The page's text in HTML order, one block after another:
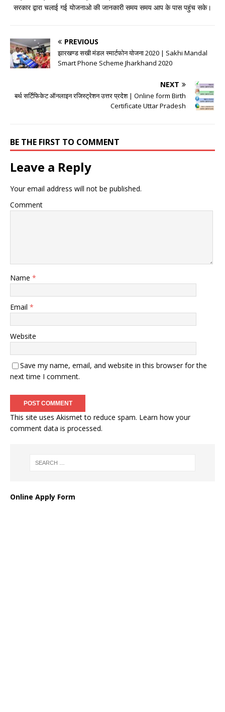
सरकार द्वारा चलाई गई योजनाओ की जानकारी समय समय आप के पास पहुंच सके।
PREVIOUS
झारखण्ड सखी मंडल स्मार्टफोन योजना 2020 | Sakhi Mandal
Smart Phone Scheme Jharkhand 2020
NEXT
बर्थ सर्टिफिकेट ऑनलाइन रजिस्ट्रेशन उत्तर प्रदेश | Online form Birth
Certificate Uttar Pradesh
BE THE FIRST TO COMMENT
Leave a Reply
Your email address will not be published.
Comment
Name *
Email *
Website
Save my name, email, and website in this browser for the
next time I comment.
This site uses Akismet to reduce spam. Learn how your
comment data is processed.
Online Apply Form